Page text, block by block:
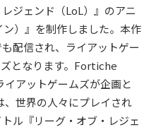
ジェンド（LoL）』のアニ
）』を制作しました。本作
配信され、ライアットゲー
となります。Fortiche
アットゲームズが企画と
世界の人々にプレイされ
ル『リーグ・オブ・レジェ